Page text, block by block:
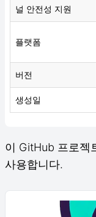
널 안전성 지원
플랫폼
버전
생성일
이 GitHub 프로젝
사용합니다.